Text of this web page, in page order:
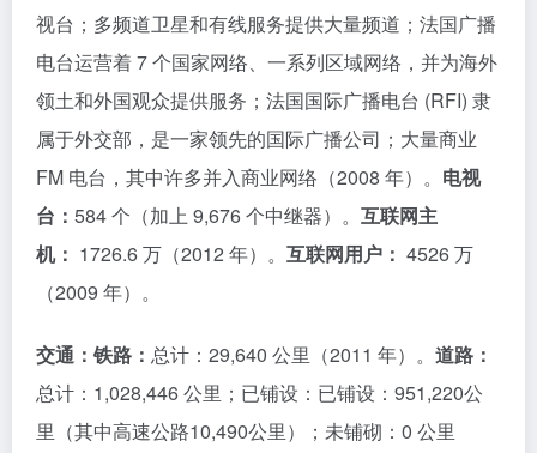
视台；多频道卫星和有线服务提供大量频道；法国广播
电台运营着 7 个国家网络、一系列区域网络，并为海外
领土和外国观众提供服务；法国国际广播电台 (RFI) 隶
属于外交部，是一家领先的国际广播公司；大量商业
FM 电台，其中许多并入商业网络（2008 年）。 电视
台： 584 个（加上 9,676 个中继器）。 互联网主
机： 1726.6 万（2012 年）。 互联网用户： 4526 万
（2009 年）。
交通：铁路： 总计：29,640 公里（2011 年）。 道路：
总计：1,028,446 公里；已铺设：已铺设：951,220公
里（其中高速公路10,490公里）；未铺砌：0 公里